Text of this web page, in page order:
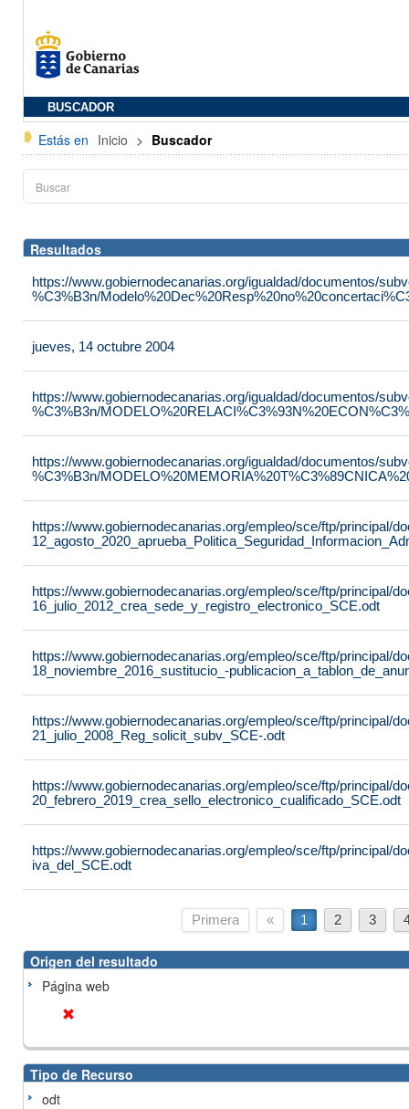
BUSCADOR
Estás en Inicio > Buscador
Resultados
https://www.gobiernodecanarias.org/igualdad/documentos/
%C3%B3n/
jueves, 14 octubre 2004
https://www.gobiernodecanarias.org/igualdad/documentos/
%C3%B3n/
https://www.gobiernodecanarias.org/igualdad/documentos/
%C3%B3n/
https://www.gobiernodecanarias.org/empleo/sce/ftp/principal/
https://www.gobiernodecanarias.org/empleo/sce/ftp/principal/
16_julio_2012_crea_sede_y_registro_electronico_SCE.odt
https://www.gobiernodecanarias.org/empleo/sce/ftp/principal/
18_noviembre_2016_sustitucio_-
https://www.gobiernodecanarias.org/empleo/sce/ftp/principal/
21_julio_2008_Reg_solicit_subv_SCE-.odt
https://www.gobiernodecanarias.org/empleo/sce/ftp/principal/
20_febrero_2019_crea_sello_electronico_cualificado_SCE.odt
https://www.gobiernodecanarias.org/empleo/sce/ftp/principal/
iva_del_SCE.odt
Primera « 1 2 3
Origen del resultado
Página web
Tipo de Recurso
odt